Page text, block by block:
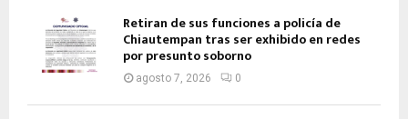
Retiran de sus funciones a policía de
Chiautempan tras ser exhibido en redes
por presunto soborno
agosto 7, 2026 0